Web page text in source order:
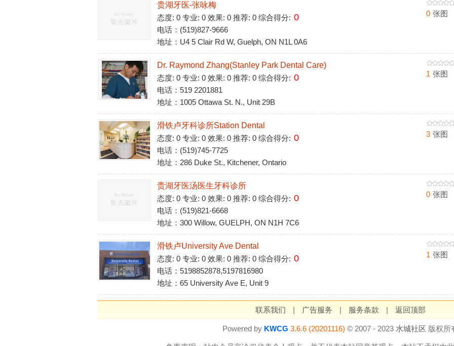
贵湖牙医-张咏梅
态度: 0 专业: 0 效果: 0 推荐: 0 综合得分: 0
电话：(519)827-9666
地址：U4 5 Clair Rd W, Guelph, ON N1L 0A6
0 张图
Dr. Raymond Zhang(Stanley Park Dental Care)
态度: 0 专业: 0 效果: 0 推荐: 0 综合得分: 0
电话：519 2201881
地址：1005 Ottawa St. N., Unit 29B
1 张图
滑铁卢牙科诊所Station Dental
态度: 0 专业: 0 效果: 0 推荐: 0 综合得分: 0
电话：(519)745-7725
地址：286 Duke St., Kitchener, Ontario
3 张图
贵湖牙医汤医生牙科诊所
态度: 0 专业: 0 效果: 0 推荐: 0 综合得分: 0
电话：(519)821-6668
地址：300 Willow, GUELPH, ON N1H 7C6
0 张图
滑铁卢University Ave Dental
态度: 0 专业: 0 效果: 0 推荐: 0 综合得分: 0
电话：5198852878,5197816980
地址：65 University Ave E, Unit 9
1 张图
联系我们 | 广告服务 | 服务条款 | 返回顶部
Powered by KWCG 3.6.6 (20201116) © 2007 - 2023 水城社区 版权所